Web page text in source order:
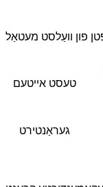
טעסט אייטעם
געראַנטירט